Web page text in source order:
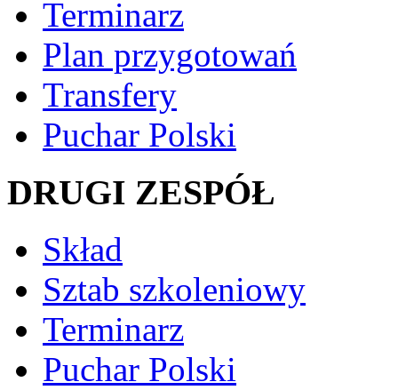
Terminarz
Plan przygotowań
Transfery
Puchar Polski
DRUGI ZESPÓŁ
Skład
Sztab szkoleniowy
Terminarz
Puchar Polski